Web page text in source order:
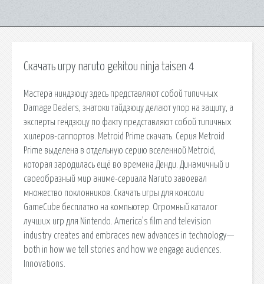
Скачать игру naruto gekitou ninja taisen 4
Мастера ниндзюцу здесь представляют собой типичных
Damage Dealers, знатоки тайдзюцу делают упор на защиту, а
эксперты гендзюцу по факту представляют собой типичных
хилеров-саппортов. Metroid Prime скачать. Серия Metroid
Prime выделена в отдельную серию вселенной Metroid,
которая зародилась ещё во времена Денди. Динамичный и
своеобразный мир аниме-сериала Naruto завоевал
множество поклонников. Скачать игры для консоли
GameCube бесплатно на компьютер. Огромный каталог
лучших игр для Nintendo. America’s film and television
industry creates and embraces new advances in technology—
both in how we tell stories and how we engage audiences.
Innovations.